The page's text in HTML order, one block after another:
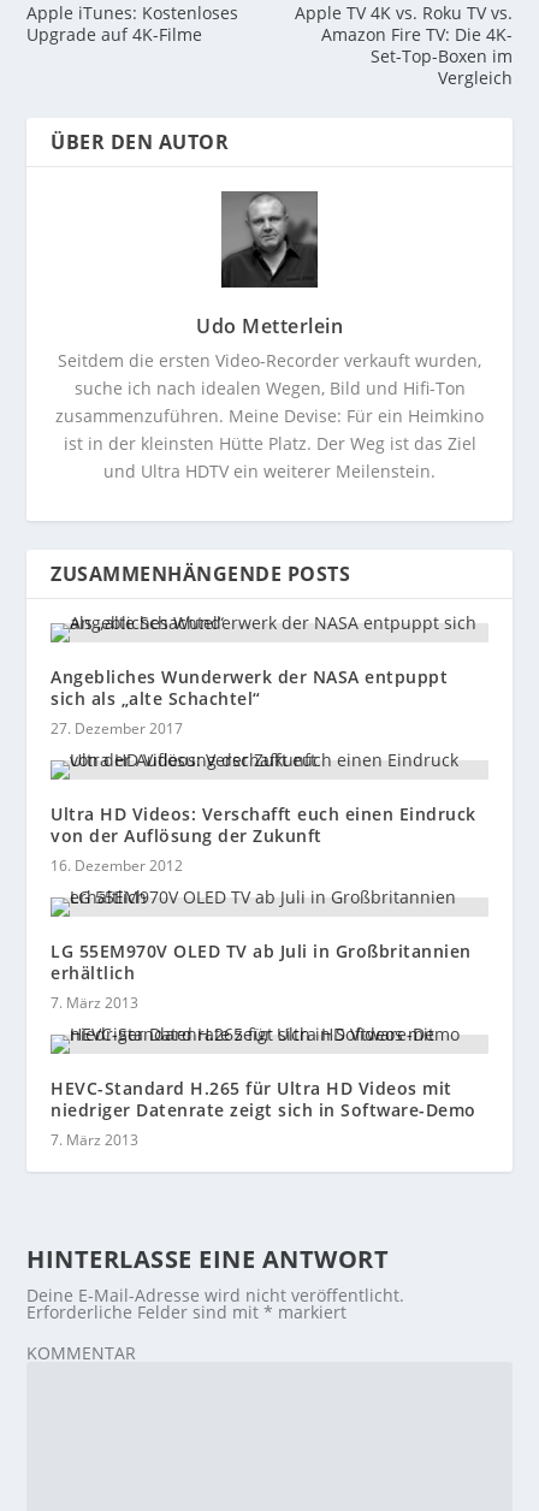
Apple iTunes: Kostenloses
Upgrade auf 4K-Filme
Apple TV 4K vs. Roku TV vs.
Amazon Fire TV: Die 4K-
Set-Top-Boxen im
Vergleich
ÜBER DEN AUTOR
Udo Metterlein
Seitdem die ersten Video-Recorder verkauft wurden,
suche ich nach idealen Wegen, Bild und Hifi-Ton
zusammenzuführen. Meine Devise: Für ein Heimkino
ist in der kleinsten Hütte Platz. Der Weg ist das Ziel
und Ultra HDTV ein weiterer Meilenstein.
ZUSAMMENHÄNGENDE POSTS
Angebliches Wunderwerk der NASA entpuppt
sich als „alte Schachtel“
27. Dezember 2017
Ultra HD Videos: Verschafft euch einen Eindruck
von der Auflösung der Zukunft
16. Dezember 2012
LG 55EM970V OLED TV ab Juli in Großbritannien
erhältlich
7. März 2013
HEVC-Standard H.265 für Ultra HD Videos mit
niedriger Datenrate zeigt sich in Software-Demo
7. März 2013
HINTERLASSE EINE ANTWORT
Deine E-Mail-Adresse wird nicht veröffentlicht.
Erforderliche Felder sind mit* markiert
KOMMENTAR